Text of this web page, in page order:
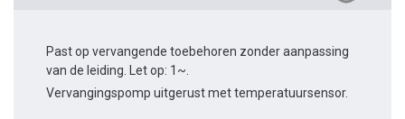
Past op vervangende toebehoren zonder aanpassing
van de leiding. Let op: 1~.
Vervangingspomp uitgerust met temperatuursensor.